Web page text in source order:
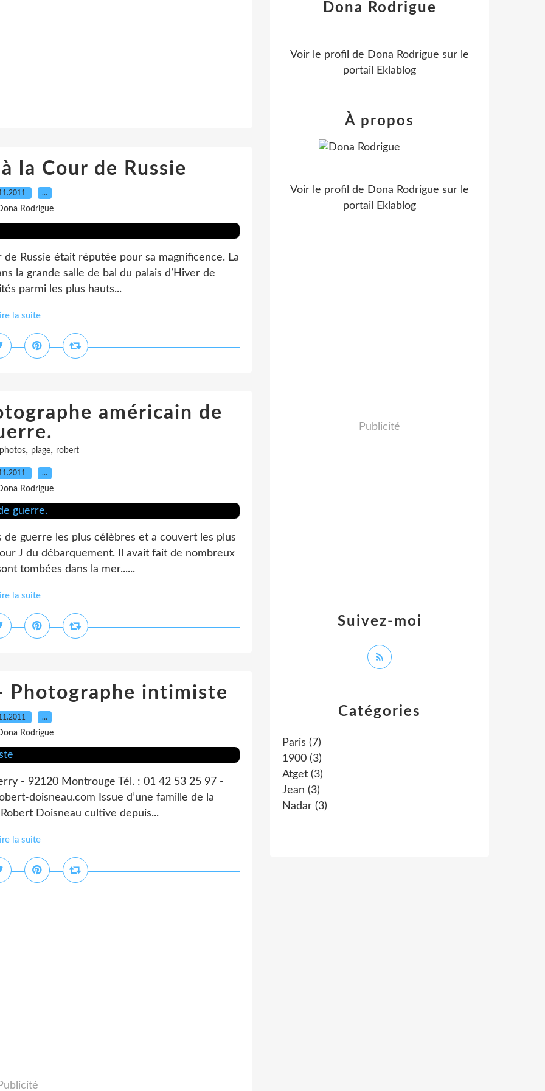
la Cour de Russie
…
Rodrigue
Russie était réputée pour sa magnificence. La
la grande salle de bal du palais d’Hiver de
parmi les plus hauts...
la suite
américain de
photos, plage, robert
…
Rodrigue
de guerre les plus célèbres et a couvert les plus
J du débarquement. Il avait fait de nombreux
tombées dans la mer......
la suite
Photographe intimiste
…
Rodrigue
- 92120 Montrouge Tél. : 01 42 53 25 97 -
doisneau.com Issue d’une famille de la
Doisneau cultive depuis...
la suite
Catégories
Paris (7)
1900 (3)
Atget (3)
Jean (3)
Nadar (3)
Dona Rodrigue
Voir le profil de Dona Rodrigue sur le
portail Eklablog
Suivez-moi
À propos
Voir le profil de Dona Rodrigue sur le
portail Eklablog
Publicité